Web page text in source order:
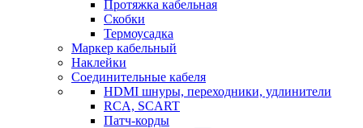
Протяжка кабельная
Скобки
Термоусадка
Маркер кабельный
Наклейки
Соединительные кабеля
HDMI шнуры, переходники, удлинители
RCA, SCART
Патч-корды